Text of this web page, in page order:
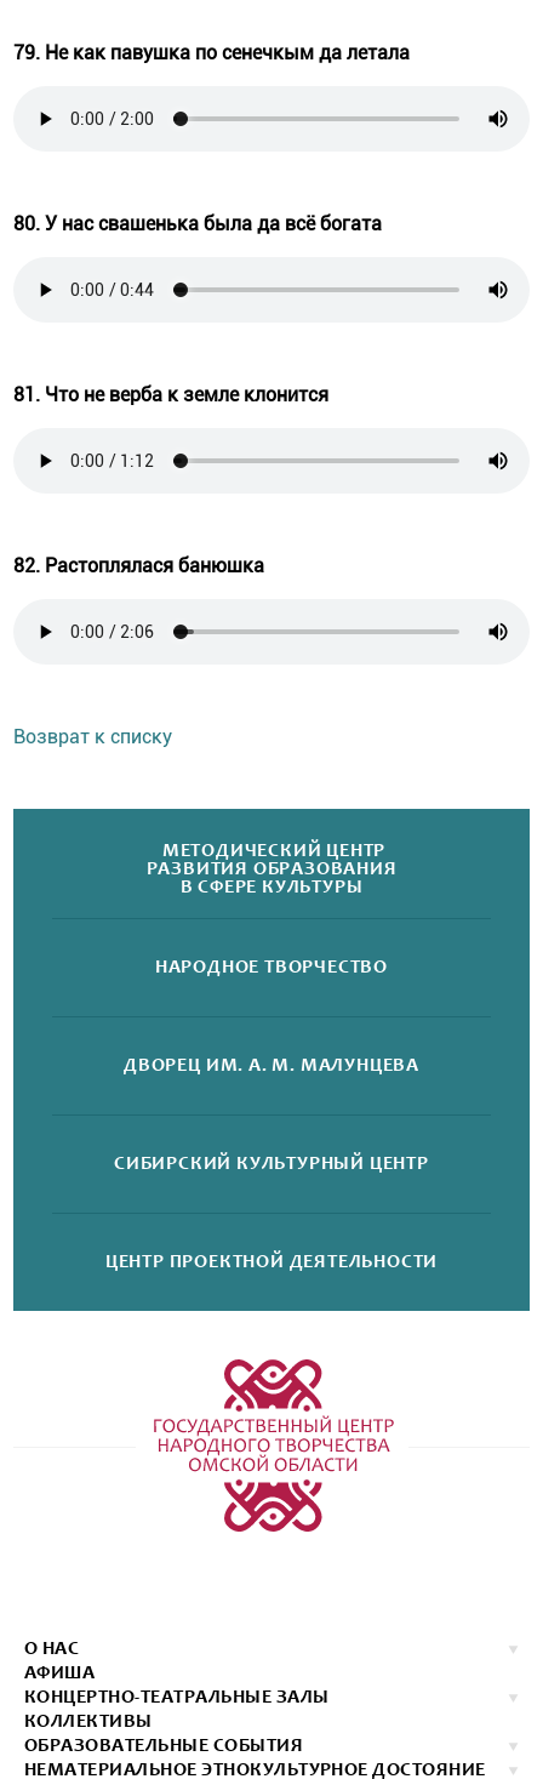
79. Не как павушка по сенечкым да летала
80. У нас свашенька была да всё богата
81. Что не верба к земле клонится
82. Растоплялася банюшка
Возврат к списку
МЕТОДИЧЕСКИЙ ЦЕНТР
РАЗВИТИЯ ОБРАЗОВАНИЯ
В СФЕРЕ КУЛЬТУРЫ
НАРОДНОЕ ТВОРЧЕСТВО
ДВОРЕЦ ИМ. А. М. МАЛУНЦЕВА
СИБИРСКИЙ КУЛЬТУРНЫЙ ЦЕНТР
ЦЕНТР ПРОЕКТНОЙ ДЕЯТЕЛЬНОСТИ
О НАС
АФИША
КОНЦЕРТНО-ТЕАТРАЛЬНЫЕ ЗАЛЫ
КОЛЛЕКТИВЫ
ОБРАЗОВАТЕЛЬНЫЕ СОБЫТИЯ
НЕМАТЕРИАЛЬНОЕ ЭТНОКУЛЬТУРНОЕ ДОСТОЯНИЕ